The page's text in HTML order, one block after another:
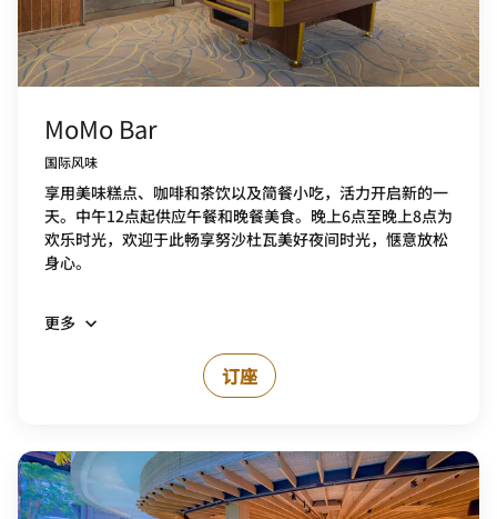
MoMo Bar
国际风味
享用美味糕点、咖啡和茶饮以及简餐小吃，活力开启新的一
天。中午12点起供应午餐和晚餐美食。晚上6点至晚上8点为
欢乐时光，欢迎于此畅享努沙杜瓦美好夜间时光，惬意放松
身心。
更多
订座